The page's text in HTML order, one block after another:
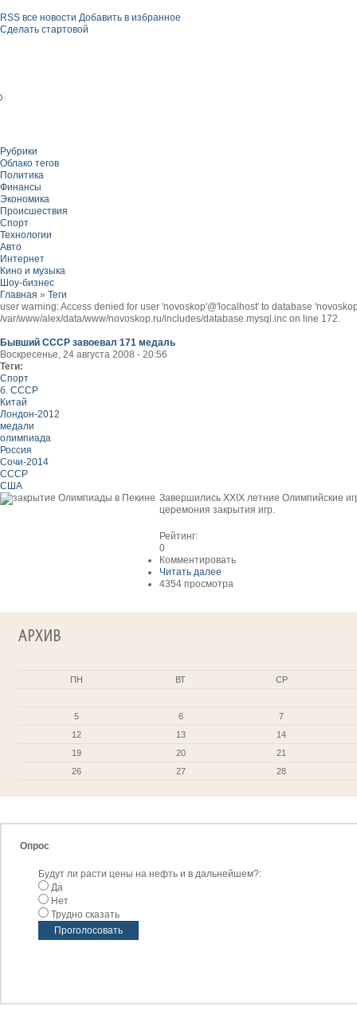
RSS все новости Добавить в избранное
Сделать стартовой
Рубрики
Облако тегов
Политика
Финансы
Экономика
Происшествия
Спорт
Технологии
Авто
Интернет
Кино и музыка
Шоу-бизнес
Главная » Теги
user warning: Access denied for user 'novoskop'@'localhost' to database
/var/www/alex/data/www/novoskop.ru/includes/database.mysql.inc on line 172.
Бывший СССР завоевал 171 медаль
Воскресенье, 24 августа 2008 - 20:56
Теги:
Спорт
б. СССР
Китай
Лондон-2012
медали
олимпиада
Россия
Сочи-2014
СССР
США
Завершились XXIX летние Олимпийские
церемония закрытия игр.
Рейтинг:
0
Комментировать
Читать далее
4354 просмотра
АРХИВ
ПН ВТ СР
5 6
7
12
13
14
19
20
21
26
27 28
Опрос
Будут ли расти цены на нефть и в дальнейшем?:
Да
Нет
Трудно сказать